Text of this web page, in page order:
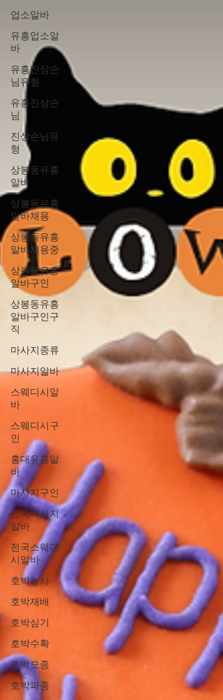
업소알바
유흥업소알
바
유흥진상손
님유형
유흥진상손
님
진상손님유
형
상봉동유흥
알바
상봉동유흥
알바채용
상봉동유흥
알바채용중
상봉동유흥
알바구인
상봉동유흥
알바구인구
직
마사지종류
마사지알바
스웨디시알
바
스웨디시구
인
홍대유흥알
바
마사지구인
전국마사지
알바
전국스웨디
시알바
호박농사
호박재배
호박심기
호박수확
호박모종
호박파종